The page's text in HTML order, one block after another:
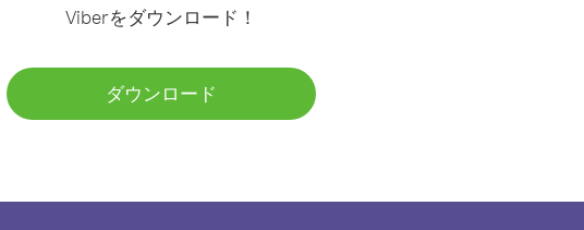
Viberをダウンロード！
ダウンロード